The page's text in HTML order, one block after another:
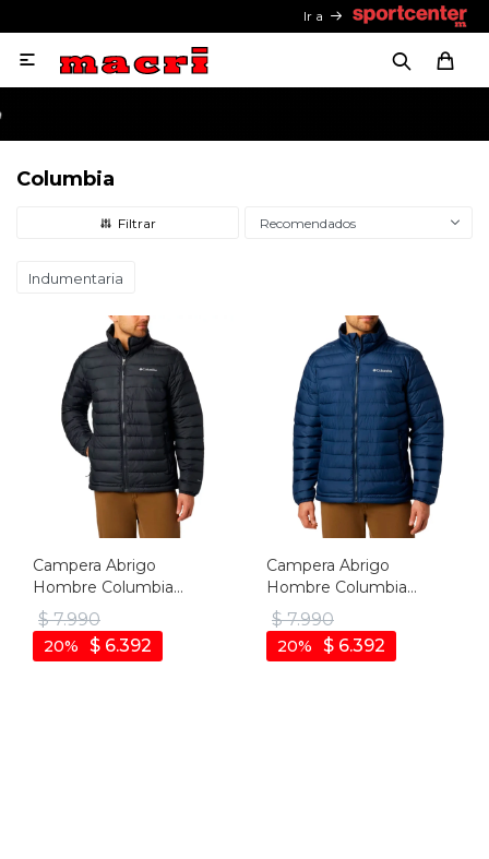
Ir a

Columbia
Recomendados
Indumentaria
Campera Abrigo
Hombre Columbia
Powder Lite - Negro
$ 7.990
$ 6.392
20
Campera Abrigo
Hombre Columbia
Powder Lite - Marino
$ 7.990
$ 6.392
20